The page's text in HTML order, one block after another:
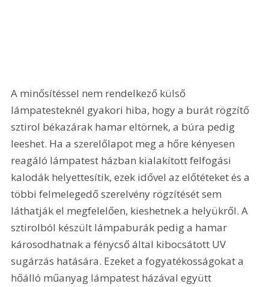
A minősítéssel nem rendelkező külső
lámpatesteknél gyakori hiba, hogy a burát rögzítő
sztirol békazárak hamar eltörnek, a búra pedig
leeshet. Ha a szerelőlapot meg a hőre kényesen
reagáló lámpatest házban kialakított felfogási
kalodák helyettesítik, ezek idővel az előtéteket és a
többi felmelegedő szerelvény rögzítését sem
láthatják el megfelelően, kieshetnek a helyükről. A
sztirolból készült lámpaburák pedig a hamar
károsodhatnak a fénycső által kibocsátott UV
sugárzás hatására. Ezeket a fogyatékosságokat a
hőálló műanyag lámpatest házával együtt